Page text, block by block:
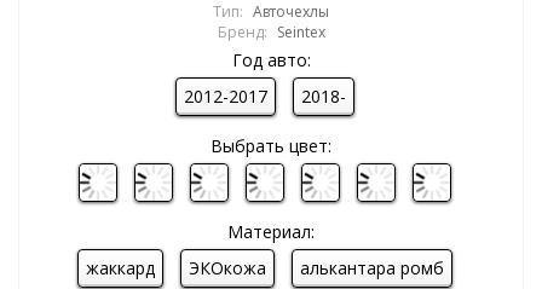
Тип: Авточехлы
Бренд: Seintex
Год авто:
2012-2017
2018-
Выбрать цвет:
Материал:
жаккард
ЭКОкожа алькантара ромб